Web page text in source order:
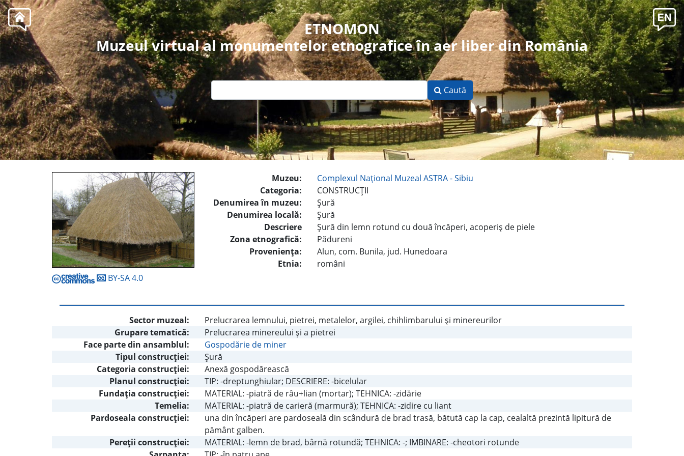
ETNOMON
Muzeul virtual al monumentelor etnografice în aer liber din România
Caută
BY-SA 4.0
Muzeu:
Complexul Naţional Muzeal ASTRA - Sibiu
Categoria:
CONSTRUCŢII
Denumirea în muzeu:
Şură
Denumirea locală:
Şură
Descriere
Şură din lemn rotund cu două încăperi, acoperiş de piele
Zona etnografică:
Pădureni
Provenienţa:
Alun, com. Bunila, jud. Hunedoara
Etnia:
români
Sector muzeal:
Prelucrarea lemnului, pietrei, metalelor, argilei, chihlimbarului şi minereurilor
Grupare tematică:
Prelucrarea minereului şi a pietrei
Face parte din ansamblul:
Gospodărie de miner
Tipul construcţiei:
Şură
Categoria construcţiei:
Anexă gospodărească
Planul construcţiei:
TIP: -dreptunghiular; DESCRIERE: -bicelular
Fundaţia construcţiei:
MATERIAL: -piatră de râu+lian (mortar); TEHNICA: -zidărie
Temelia:
MATERIAL: -piatră de carieră (marmură); TEHNICA: -zidire cu liant
Pardoseala construcţiei:
una din încăperi are pardoseală din scândură de brad trasă, bătută cap la cap, cealaltă prezintă lipitură de
pământ galben.
Pereţii construcţiei:
MATERIAL: -lemn de brad, bârnă rotundă; TEHNICA: -; IMBINARE: -cheotori rotunde